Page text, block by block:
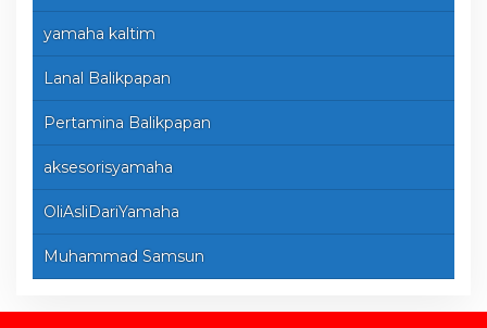
yamaha kaltim
Lanal Balikpapan
Pertamina Balikpapan
aksesorisyamaha
OliAsliDariYamaha
Muhammad Samsun